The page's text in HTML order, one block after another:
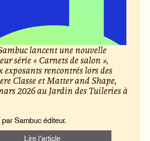
lancent une nouvelle
série « Carnets de salon »,
exposants rencontrés lors des
Classe et Matter and Shape,
2026 au Jardin des Tuileries à
Sambuc éditeur.
Lire l’article